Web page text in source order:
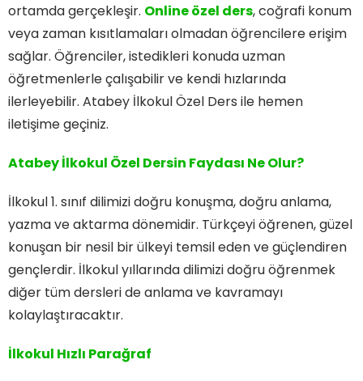
ortamda gerçekleşir. Online özel ders, coğrafi konum
veya zaman kısıtlamaları olmadan öğrencilere erişim
sağlar. Öğrenciler, istedikleri konuda uzman
öğretmenlerle çalışabilir ve kendi hızlarında
ilerleyebilir. Atabey İlkokul Özel Ders ile hemen
iletişime geçiniz.
Atabey İlkokul Özel Dersin Faydası Ne Olur?
İlkokul 1. sınıf dilimizi doğru konuşma, doğru anlama,
yazma ve aktarma dönemidir. Türkçeyi öğrenen, güzel
konuşan bir nesil bir ülkeyi temsil eden ve güçlendiren
gençlerdir. İlkokul yıllarında dilimizi doğru öğrenmek
diğer tüm dersleri de anlama ve kavramayı
kolaylaştıracaktır.
İlkokul Hızlı Parağraf